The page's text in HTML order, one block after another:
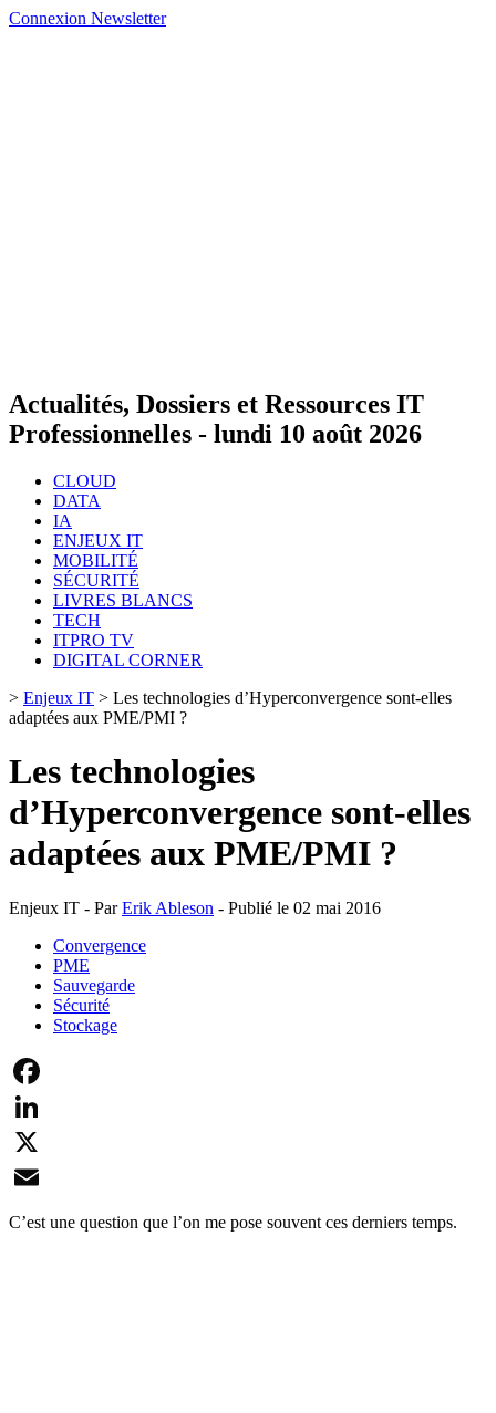
Connexion Newsletter
Actualités, Dossiers et Ressources IT
Professionnelles - lundi 10 août 2026
CLOUD
DATA
IA
ENJEUX IT
MOBILITÉ
SÉCURITÉ
LIVRES BLANCS
TECH
ITPRO TV
DIGITAL CORNER
> Enjeux IT > Les technologies d’Hyperconvergence sont-elles
adaptées aux PME/PMI ?
Les technologies
d’Hyperconvergence sont-elles
adaptées aux PME/PMI ?
Enjeux IT - ParErik Ableson - Publié le 02 mai 2016
Convergence
PME
Sauvegarde
Sécurité
Stockage
Facebook
LinkedIn
X
Email
C’est une question que l’on me pose souvent ces derniers temps.